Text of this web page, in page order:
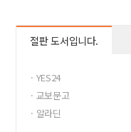
절판 도서입니다.
· YES24
· 교보문고
· 알라딘